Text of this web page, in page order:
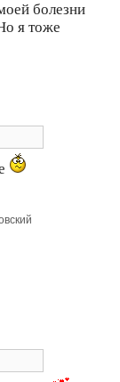
болезни
я тоже